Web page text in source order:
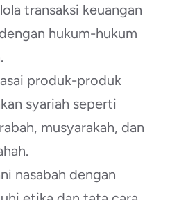
transaksi keuangan
hukum-hukum
produk-produk
syariah seperti
musyarakah, dan
nasabah dengan